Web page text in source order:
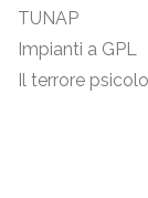
TUNAP
Impianti a GPL
Il terrore